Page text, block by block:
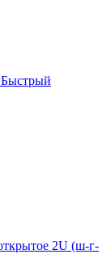
Быстрый
2U (ш-г-